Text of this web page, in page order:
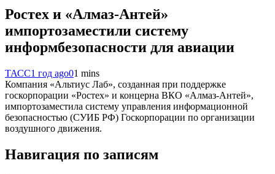
Ростех и «Алмаз-Антей»
импортозаместили систему
информбезопасности для авиации
ТАСС1 год ago01 mins
Компания «Альтиус Лаб», созданная при поддержке
госкорпорации «Ростех» и концерна ВКО «Алмаз-Антей»,
импортозаместила систему управления информационной
безопасностью (СУИБ РФ) Госкорпорации по организации
воздушного движения.
Навигация по записям